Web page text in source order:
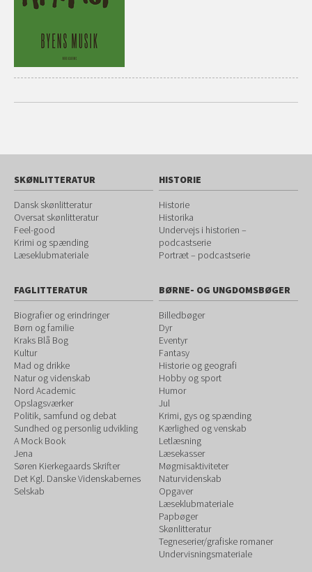
SKØNLITTERATUR
Dansk skønlitteratur
Oversat skønlitteratur
Feel-good
Krimi og spænding
Læseklubmateriale
HISTORIE
Historie
Historika
Undervejs i historien –
podcastserie
Portræt – podcastserie
FAGLITTERATUR
Biografier og erindringer
Børn og familie
Kraks Blå Bog
Kultur
Mad og drikke
Natur og videnskab
Nord Academic
Opslagsværker
Politik, samfund og debat
Sundhed og personlig udvikling
A Mock Book
Jena
Søren Kierkegaards Skrifter
Det Kgl. Danske Videnskabernes
Selskab
BØRNE- OG UNGDOMSBØGER
Billedbøger
Dyr
Eventyr
Fantasy
Historie og geografi
Hobby og sport
Humor
Jul
Krimi, gys og spænding
Kærlighed og venskab
Letlæsning
Læsekasser
Møgmisaktiviteter
Naturvidenskab
Opgaver
Læseklubmateriale
Papbøger
Skønlitteratur
Tegneserier/grafiske romaner
Undervisningsmateriale